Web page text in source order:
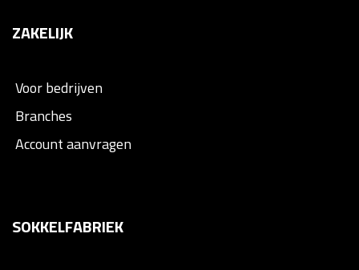
ZAKELIJK
Voor bedrijven
Branches
Account aanvragen
SOKKELFABRIEK